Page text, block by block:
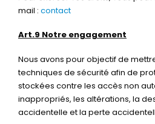
mail : contact
Art.9 Notre engagement
Nous avons pour objectif de
techniques de sécurité afin de
stockées contre les accès non
inappropriés, les altérations, la
accidentelle et la perte